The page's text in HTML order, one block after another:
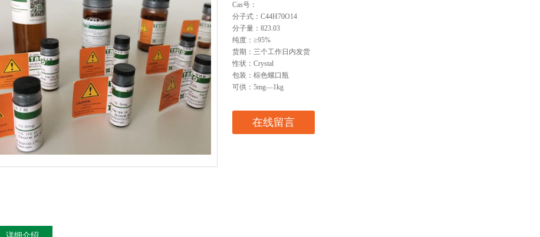
Cas号：
分子式：C44H70O14
分子量：823.03
纯度：≥95%
货期：三个工作日内发货
性状：Crystal
包装：棕色螺口瓶
可供：5mg—1kg
在线留言